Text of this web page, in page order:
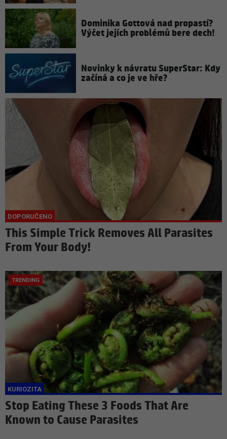
Dominika Gottová nad propastí?
Výčet jejích problémů bere dech!
Novinky k návratu SuperStar: Kdy
začíná a co je ve hře?
This Simple Trick Removes All Parasites
From Your Body!
Stop Eating These 3 Foods That Are
Known to Cause Parasites